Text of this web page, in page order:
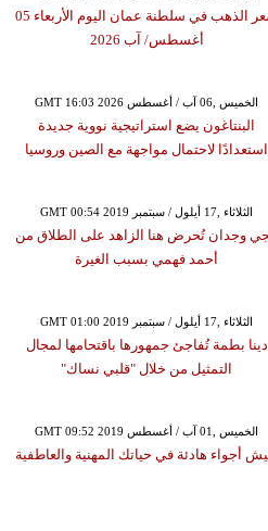
سعر الذهب في سلطنة عمان اليوم الأربعاء 05
أغسطس/ آب 2026
GMT 16:03 2026 الخميس ,06 آب / أغسطس
البنتاغون يضع استراتيجية نووية جديدة
استعدادًا لاحتمال مواجهة مع الصين وروسيا
GMT 00:54 2019 الثلاثاء ,17 أيلول / سبتمبر
وجدان تُحرض هنا الزاهد على الطلاق من
أحمد فهمي بسبب الغيرة
GMT 01:00 2019 الثلاثاء ,17 أيلول / سبتمبر
دينا بطمة تُفاجئ جمهورها باقتحامها لمجال
التمثيل من خلال "قلبي نساك"
GMT 09:52 2019 الخميس ,01 آب / أغسطس
أجواء هادئة في حياتك المهنية والعاطفية